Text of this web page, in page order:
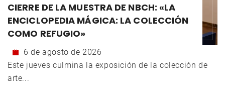
CIERRE DE LA MUESTRA DE NBCH: «LA
ENCICLOPEDIA MÁGICA: LA COLECCIÓN
COMO REFUGIO»
6 de agosto de 2026
Este jueves culmina la exposición de la colección de
arte...